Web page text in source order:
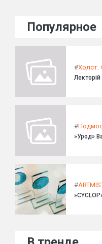
Популярное
#Холст.
#
»Урод»
#